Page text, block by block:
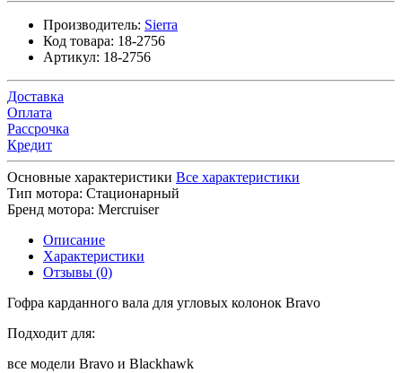
Производитель: Sierra
Код товара: 18-2756
Артикул: 18-2756
Доставка
Оплата
Рассрочка
Кредит
Основные характеристики Все характеристики
Тип мотора: Стационарный
Бренд мотора: Mercruiser
Описание
Характеристики
Отзывы (0)
Гофра карданного вала для угловых колонок Bravo
Подходит для:
все модели Bravo и Blackhawk